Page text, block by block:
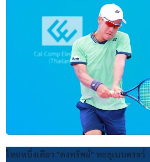
ไทยหนึ่งเดียว "คงทรัพย์" ทะลุเมนดรอว์